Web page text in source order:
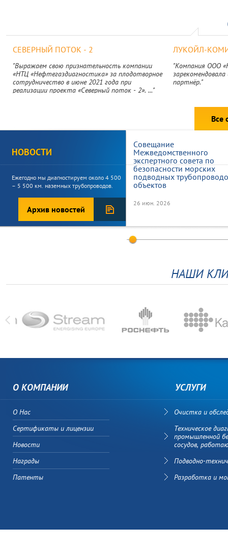
СЕВЕРНЫЙ ПОТОК - 2
"Выражаем свою признательность компании
«НТЦ «Нефтегаздиагностика» за плодотворное
сотрудничество в июне 2021 года при
реализации проекта «Северный поток - 2». ..."
ЛУКОЙЛ-
"Компания ООО
партнёр."
Все
НОВОСТИ
Ежегодно мы диагностируем около 4 500
– 5 500 км. наземных трубопроводов.
Архив новостей
Совещание
Межведомственного
экспертного совета по
безопасности морских
подводных
объектов
26 июн. 2026
Морской нефтегазовой
НАШИ
О КОМПАНИИ УСЛУГИ
О Нас
Сертификаты и лицензии
Новости
Награды
Патенты
Очистка и
Техническое
промышленной
сосудов,
Подводно-
Разработка и